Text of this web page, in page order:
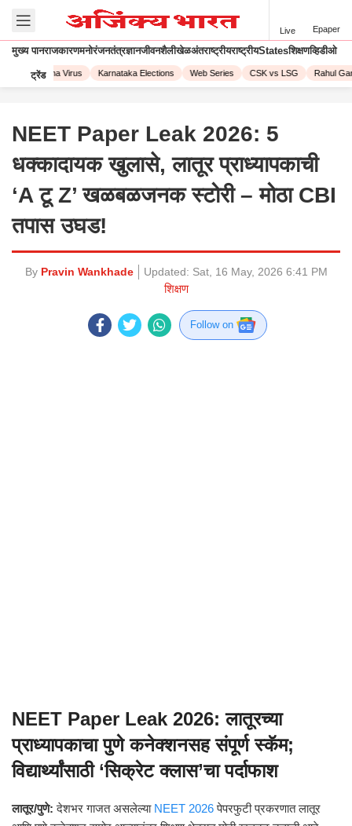
Live Epaper
मुख्य पानराजकारणमनोरंजनतंत्रज्ञानजीवनशैलीखेळअंतराष्ट्रीयराष्ट्रीयStatesशिक्षणव्हिडीओ
ट्रेंड
Corona Virus Karnataka Elections Web Series CSK vs LSG Rahul
NEET Paper Leak 2026: 5
धक्कादायक खुलासे, लातूर प्राध्यापकाची
‘A टू Z’ खळबळजनक स्टोरी – मोठा CBI
तपास उघड!
By Pravin Wankhade Updated: Sat, 16 May, 2026 6:41 PM
शिक्षण
Follow on
NEET Paper Leak 2026: लातूरच्या
प्राध्यापकाचा पुणे कनेक्शनसह संपूर्ण स्कॅम;
विद्यार्थ्यांसाठी ‘सिक्रेट क्लास’चा पर्दाफाश
लातूर/पुणे: देशभर गाजत असलेल्याNEET 2026पेपरफुटी प्रकरणात लातूर